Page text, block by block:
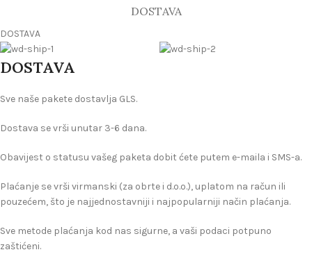
DOSTAVA
DOSTAVA
DOSTAVA
Sve naše pakete dostavlja GLS.
Dostava se vrši unutar 3-6 dana.
Obavijest o statusu vašeg paketa dobit ćete putem e-maila i SMS-a.
Plaćanje se vrši virmanski (za obrte i d.o.o.), uplatom na račun ili
pouzećem, što je najjednostavniji i najpopularniji način plaćanja.
Sve metode plaćanja kod nas sigurne, a vaši podaci potpuno
zaštićeni.